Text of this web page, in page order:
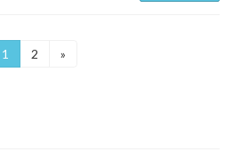
固
定
1
固
2 »